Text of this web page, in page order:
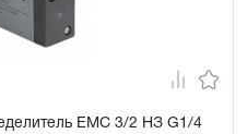
EMC 3/2 НЗ G1/4